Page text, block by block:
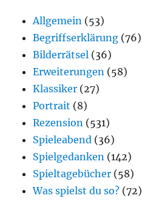
Allgemein (53)
Begriffserklärung (76)
Bilderrätsel (36)
Erweiterungen (58)
Klassiker (27)
Portrait (8)
Rezension (531)
Spieleabend (36)
Spielgedanken (142)
Spieltagebücher (58)
Was spielst du so? (72)